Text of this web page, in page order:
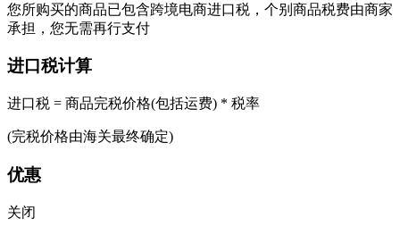
您所购买的商品已包含跨境电商进口税，个别商品税费由商家
承担，您无需再行支付
进口税计算
进口税 = 商品完税价格(包括运费) * 税率
(完税价格由海关最终确定)
优惠
关闭